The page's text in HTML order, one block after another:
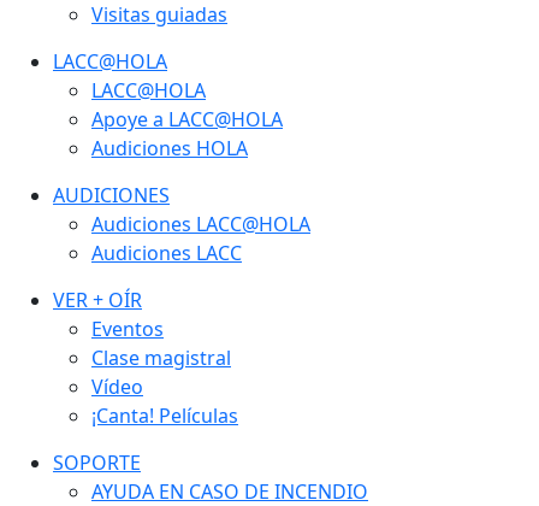
Visitas guiadas
LACC@HOLA
LACC@HOLA
Apoye a LACC@HOLA
Audiciones HOLA
AUDICIONES
Audiciones LACC@HOLA
Audiciones LACC
VER + OÍR
Eventos
Clase magistral
Vídeo
¡Canta! Películas
SOPORTE
AYUDA EN CASO DE INCENDIO